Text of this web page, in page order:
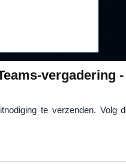
vergadering -
te verzenden. Volg